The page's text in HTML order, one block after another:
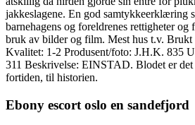
jakkeslagene. En god samtykkeerklæring
barnehagens og foreldrenes rettigheter
bruk av bilder og film. Mest hus t.v.
Kvalitet: 1-2 Produsent/foto: J.H.K. 835
311 Beskrivelse: EINSTAD. Blodet er det
fortiden, til historien.
Ebony escort oslo en sandefjord